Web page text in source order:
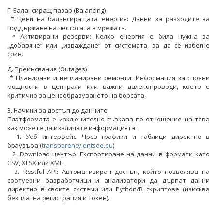
Г. Балансиращ пазар (Balancing)
* Цени на балансиращата енергия: Данни за разходите за
поддържане на честотата в мрежата.
* Активирани резерви: Колко енергия е била нужна за
„добавяне“ или „изваждане“ от системата, за да се избегне
срив.
Д. Прекъсвания (Outages)
* Планирани и непланирани ремонти: Информация за спрени
мощности в централи или важни далекопроводи, което е
критично за ценообразуването на борсата.
3. Начини за достъп до данните
Платформата е изключително гъвкава по отношение на това
как можете да извличате информацията:
1. Уеб интерфейс: Чрез графики и таблици директно в
браузъра (transparency.entsoe.eu).
2. Download център: Експортиране на данни в формати като
CSV, XLSX или XML.
3. Restful API: Автоматизиран достъп, който позволява на
софтуерни разработчици и анализатори да дърпат данни
директно в своите системи или Python/R скриптове (изисква
безплатна регистрация и токен).